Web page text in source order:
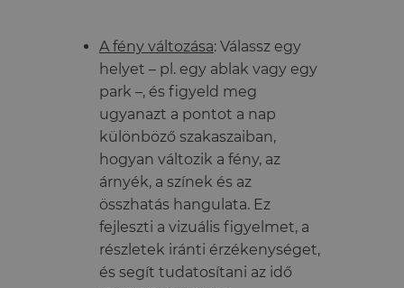
A fény változása: Válassz egy
helyet – pl. egy ablak vagy egy
park –, és figyeld meg
ugyanazt a pontot a nap
különböző szakaszaiban,
hogyan változik a fény, az
árnyék, a színek és az
összhatás hangulata. Ez
fejleszti a vizuális figyelmet, a
részletek iránti érzékenységet,
és segít tudatosítani az idő